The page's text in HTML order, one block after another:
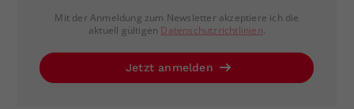
Mit der Anmeldung zum Newsletter akzeptiere ich die
aktuell gültigen Datenschutzrichtlinien.
Jetzt anmelden